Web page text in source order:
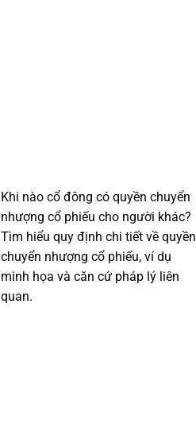
Khi nào cổ đông có quyền chuyển
nhượng cổ phiếu cho người khác?
Tìm hiểu quy định chi tiết về quyền
chuyển nhượng cổ phiếu, ví dụ
minh họa và căn cứ pháp lý liên
quan.